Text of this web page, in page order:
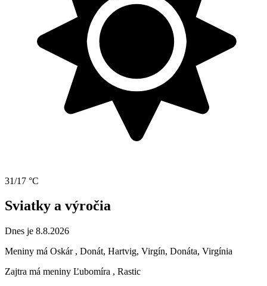
31/17 °C
Sviatky a výročia
Dnes je 8.8.2026
Meniny má Oskár , Donát, Hartvig, Virgín, Donáta, Virgínia
Zajtra má meniny Ľubomíra , Rastic